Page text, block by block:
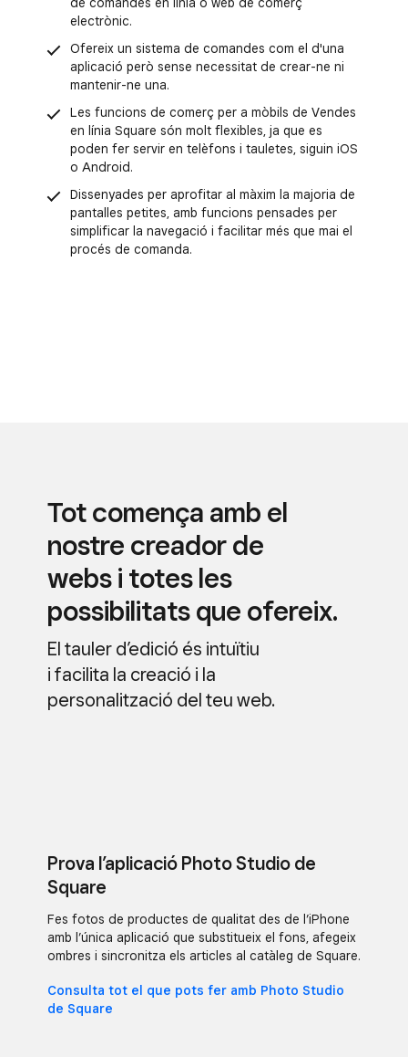
de comandes en línia o web de comerç
electrònic.
Ofereix un sistema de comandes com el d'una
aplicació però sense necessitat de crear-ne ni
mantenir-ne una.
Les funcions de comerç per a mòbils de Vendes
en línia Square són molt flexibles, ja que es
poden fer servir en telèfons i tauletes, siguin iOS
o Android.
Dissenyades per aprofitar al màxim la majoria de
pantalles petites, amb funcions pensades per
simplificar la navegació i facilitar més que mai el
procés de comanda.
Tot comença amb el
nostre creador de
webs i totes les
possibilitats que ofereix.
El tauler d’edició és intuïtiu
i facilita la creació i la
personalització del teu web.
Prova l’aplicació Photo Studio de
Square
Fes fotos de productes de qualitat des de l’iPhone
amb l’única aplicació que substitueix el fons, afegeix
ombres i sincronitza els articles al catàleg de Square.
Consulta tot el que pots fer amb Photo Studio
de Square